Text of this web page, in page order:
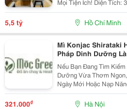
Mọi Tiện Ích! Diện Tích:
Cấu: Nhà 1 Trệt 2 Lầu
Sân Thượng Thoáng
5,5 tỷ Hồ Chí Minh
Mì Konjac Shirataki
Pháp Dinh Dưỡng
Hiện Đại
Nếu Bạn Đang Tìm
Dưỡng Vừa Thơm
Ngày Mới Hoặc Nạp
Thì Mì Konjac Shirataki
321.000₫ Hà Nội